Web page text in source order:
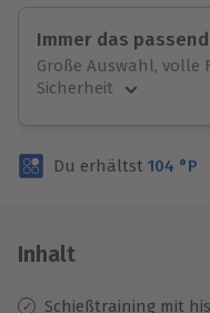
Immer das
Große Auswahl, volle
Sicherheit
Volle Flexibilität
3 Jahre gültig &
Du erhältst 104 °P
Inhalt
Schießtraining mit